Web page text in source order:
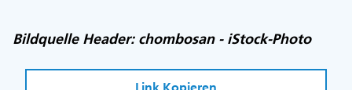
Bildquelle Header: chombosan - iStock-Photo